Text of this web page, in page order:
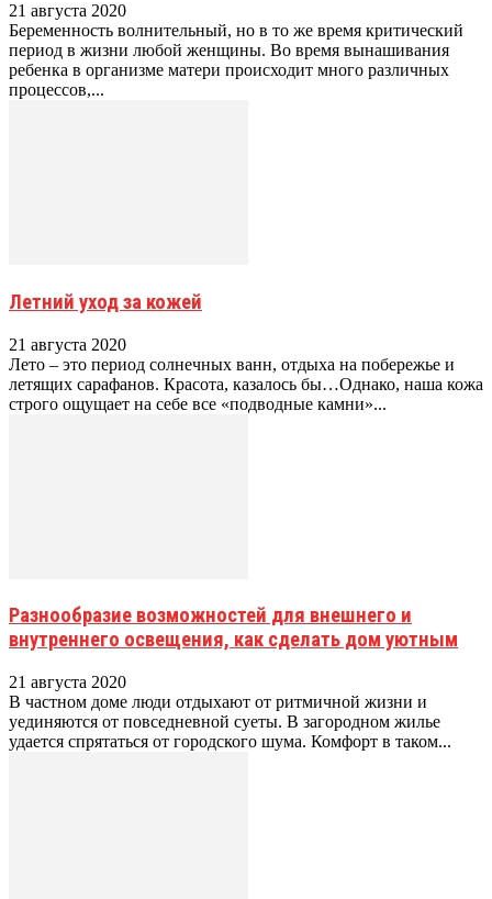
21 августа 2020
Беременность волнительный, но в то же время критический
период в жизни любой женщины. Во время вынашивания
ребенка в организме матери происходит много различных
процессов,...
Летний уход за кожей
21 августа 2020
Лето – это период солнечных ванн, отдыха на побережье и
летящих сарафанов. Красота, казалось бы…Однако, наша кожа
строго ощущает на себе все «подводные камни»...
Разнообразие возможностей для внешнего и
внутреннего освещения, как сделать дом уютным
21 августа 2020
В частном доме люди отдыхают от ритмичной жизни и
уединяются от повседневной суеты. В загородном жилье
удается спрятаться от городского шума. Комфорт в таком...